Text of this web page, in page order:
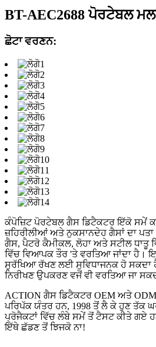
BT-AEC2688 ਪੋਰਟੇਬਲ
ਛੋਟਾ ਵਰਣਨ:
ਕੰਪੋਜ਼ਿਟ ਪੋਰਟੇਬਲ ਗੈਸ ਡਿਟੈਕਟਰ ਇੱਕੋ ਸਮੇਂ
ਜ਼ਹਿਰੀਲੀਆਂ ਅਤੇ ਨੁਕਸਾਨਦੇਹ ਗੈਸਾਂ ਦਾ
ਗੈਸ, ਪੈਟਰੋ ਕੈਮੀਕਲ, ਲੋਹਾ ਅਤੇ ਸਟੀਲ ਧਾਤੂ
ਵਿੱਚ ਵਿਆਪਕ ਤੌਰ 'ਤੇ ਵਰਤਿਆ ਜਾਂਦਾ ਹੈ।
ਸੁਰੱਖਿਆ ਰੱਖਣ ਲਈ ਸੁਵਿਧਾਜਨਕ ਹੋ
ਨਿਰੀਖਣ ਉਪਕਰਣ ਵਜੋਂ ਵੀ ਵਰਤਿਆ ਜਾ
ACTION ਗੈਸ ਡਿਟੈਕਟਰ OEM ਅਤੇ
ਪਰਿਪੱਕ ਯੰਤਰ ਹਨ, 1998 ਤੋਂ ਲੈ ਕੇ ਹੁਣ ਤੱਕ
ਪ੍ਰੋਜੈਕਟਾਂ ਵਿੱਚ ਲੰਬੇ ਸਮੇਂ ਤੋਂ ਟੈਸਟ ਕੀਤੇ ਗਏ
ਇੱਥੇ ਛੱਡਣ ਤੋਂ ਝਿਜਕੋ ਨਾ!